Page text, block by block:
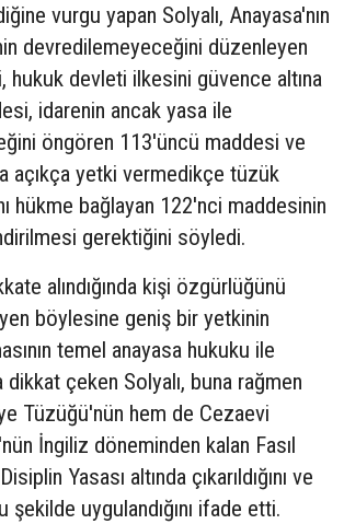
vurgu yapan Solyalı, Anayasa'nın
devredilemeyeceğini düzenleyen
hukuk devleti ilkesini güvence altına
idarenin ancak yasa ile
öngören 113'üncü maddesi ve
açıkça yetki vermedikçe tüzük
hükme bağlayan 122'nci maddesinin
gerektiğini söyledi.
alındığında kişi özgürlüğünü
böylesine geniş bir yetkinin
temel anayasa hukuku ile
dikkat çeken Solyalı, buna rağmen
Tüzüğü'nün hem de Cezaevi
İngiliz döneminden kalan Fasıl
Yasası altında çıkarıldığını ve
şekilde uygulandığını ifade etti.